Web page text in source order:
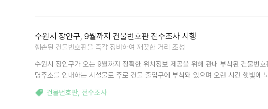
수원시 장안구, 9월까지 건물번호판 전수조사 시행
훼손된 건물번호판을 즉각 정비하여 깨끗한 거리 조성
수원시 장안구가 오는 9월까지 정확한 위치정보 제공을 위해 관내 부착된 건물번
명주소를 안내하는 시설물로 주로 건물 출입구에 부착돼 있으며 오랜 시간 햇빛에
건물번호판, 전수조사